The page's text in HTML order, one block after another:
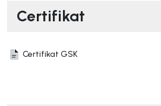
Certifikat
Certifikat GSK